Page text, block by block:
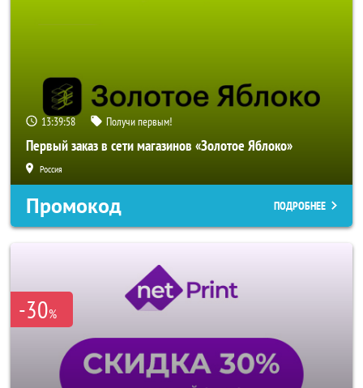
13:39:56 Получи первым!
Первый заказ в сети магазинов «Золотое Яблоко»
Россия
Промокод ПОДРОБНЕЕ
-30%